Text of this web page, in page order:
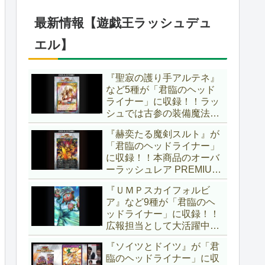
でしたし、それを再現する
のかな？【遊戯王OCG】
最新情報【遊戯王ラッシュデュ
エル】
『聖寂の護り手アルテネ』
など5種が「君臨のヘッド
ライナー」に収録！！ラッ
シュでは古参の装備魔法
『アルテネの加護』がテー
マ化！！3種のユニオンが
存在し、天使族では汎用的
なサポーターとなります
ね！！【遊戯王ラッシュデ
ュエル】
『赫奕たる魔剣スルト』が
「君臨のヘッドライナー」
に収録！！本商品のオーバ
ーラッシュレア PREMIUM
BLACK Ver.枠！！初の下級
モンスターで、「ヘルシ
ィ」と相性抜群なバウンス
効果持ちです！！【遊戯王
ラッシュデュエル】
『ＵＭＰスカイフォルビ
ア』など9種が「君臨のヘ
ッドライナー」に収録！！
広報担当として大活躍中の
『ラワン冒険隊』がテーマ
化！！まさかのユニオンテ
ーマですし、関連カードも
『ソイツとドイツ』が「君
臨のヘッドライナー」に収